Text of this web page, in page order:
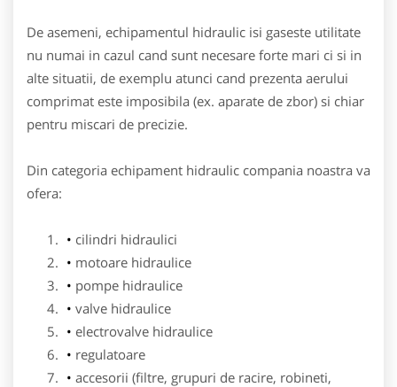
De asemeni, echipamentul hidraulic isi gaseste utilitate
nu numai in cazul cand sunt necesare forte mari ci si in
alte situatii, de exemplu atunci cand prezenta aerului
comprimat este imposibila (ex. aparate de zbor) si chiar
pentru miscari de precizie.
Din categoria echipament hidraulic compania noastra va
ofera:
cilindri hidraulici
motoare hidraulice
pompe hidraulice
valve hidraulice
electrovalve hidraulice
regulatoare
accesorii (filtre, grupuri de racire, robineti,